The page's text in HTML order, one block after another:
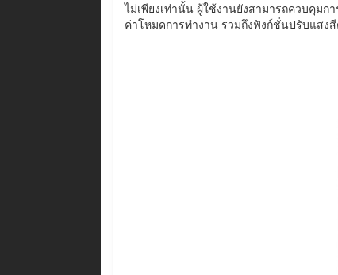
ไม่เพียงเท่านั้น ผู้ใช้งานยังสามารถควบคุมก
ค่าโหมดการทำงาน รวมถึงฟังก์ชั่นปรับแสง